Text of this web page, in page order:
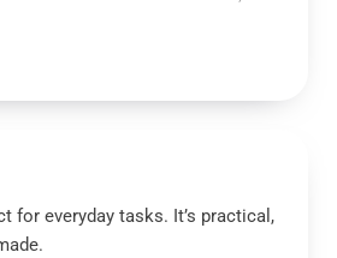
for everyday tasks. It’s practical,